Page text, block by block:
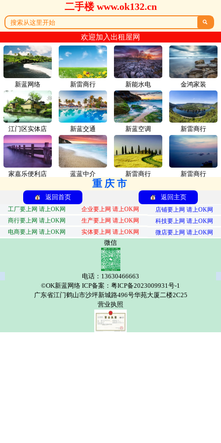
二手楼 www.ok132.cn

欢迎加入出租屋网
新蓝网络 新雷商行
江门区实体店 新蓝交通
家嘉乐便利店 蓝蓝中介
新能水电 金鸿家装
新蓝空调 新雷商行
新雷商行 新雷商行
重庆市
返回首页 返回主页
工厂要上网 请上OK网 企业要上网 请上OK网
店铺要上网 请上OK网
商行要上网 请上OK网
生产要上网 请上OK网
科技要上网 请上OK网
电商要上网 请上OK网
实体要上网 请上OK网 微店要上网 请上OK网
微信
电话：13630466663
©OK新蓝网络 ICP备案：粤ICP备2023009931号-1
广东省江门鹤山市沙坪新城路496号华苑大厦二楼2C25
营业执照